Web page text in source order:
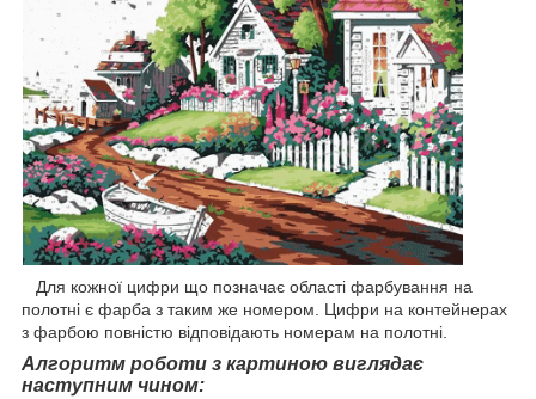
Для кожної цифри що позначає області фарбування на
полотні є фарба з таким же номером. Цифри на контейнерах
з фарбою повністю відповідають номерам на полотні.
Алгоритм роботи з картиною виглядає
наступним чином: